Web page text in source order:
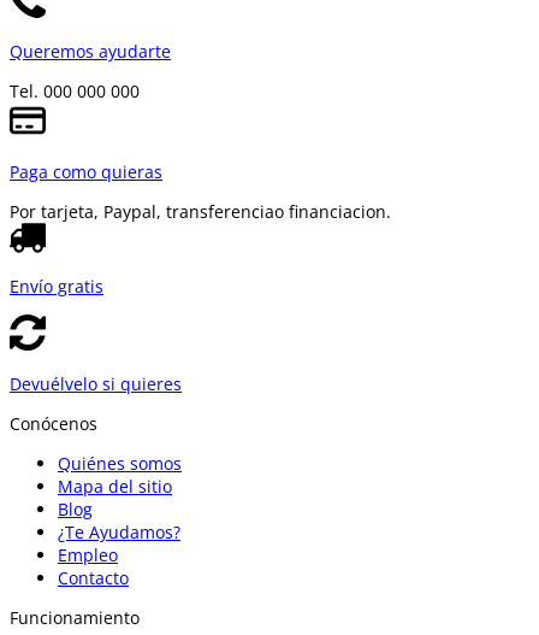
Queremos ayudarte
Tel. 000 000 000
Paga como quieras
Por tarjeta, Paypal, transferenciao financiacion.
Envío gratis
Devuélvelo si quieres
Conócenos
Quiénes somos
Mapa del sitio
Blog
¿Te Ayudamos?
Empleo
Contacto
Funcionamiento